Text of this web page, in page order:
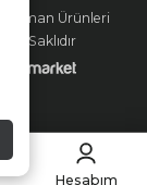
Orman Ürünleri
Saklıdır
Hesabım